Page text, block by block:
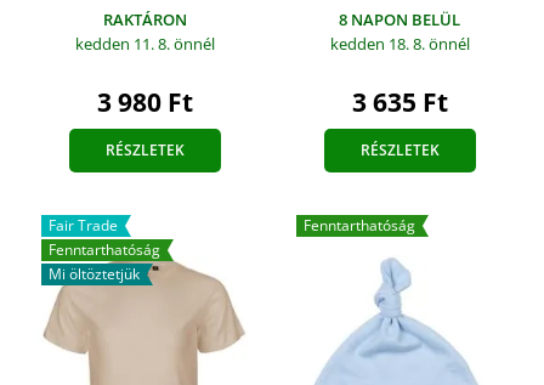
RAKTÁRON
kedden 11. 8.önnél
3 980 Ft
RÉSZLETEK
8 NAPON BELÜL
kedden 18. 8.önnél
3 635 Ft
RÉSZLETEK
Fair Trade
Fenntarthatóság
Mi öltöztetjük
Fenntarthatóság